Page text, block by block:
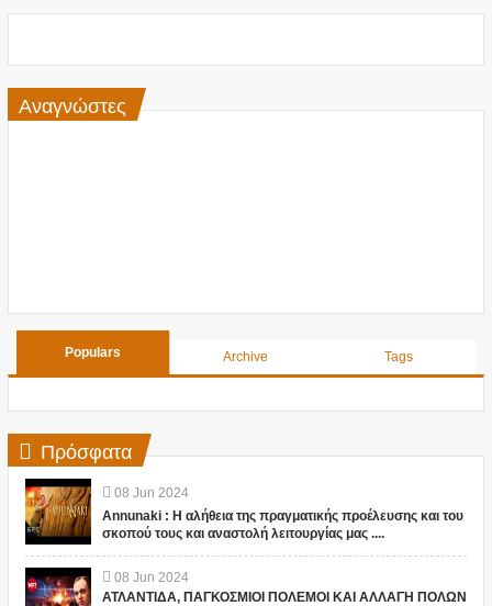
Αναγνώστες
Populars Archive Tags
Πρόσφατα
08 Jun 2024
Annunaki : Η αλήθεια της πραγματικής προέλευσης και του
σκοπού τους και αναστολή λειτουργίας μας ....
08 Jun 2024
ΑΤΛΑΝΤΙΔΑ, ΠΑΓΚΟΣΜΙΟΙ ΠΟΛΕΜΟΙ ΚΑΙ ΑΛΛΑΓΗ ΠΟΛΩΝ